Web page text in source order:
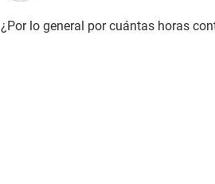
¿Por lo general por cuántas horas